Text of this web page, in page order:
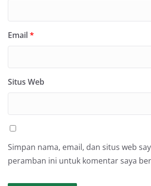
Email*
Situs Web
Simpan nama, email, dan situs web
peramban ini untuk komentar saya